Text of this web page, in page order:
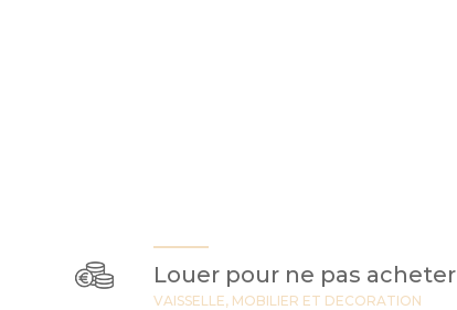
Louer pour ne pas acheter
VAISSELLE, MOBILIER ET DECORATION